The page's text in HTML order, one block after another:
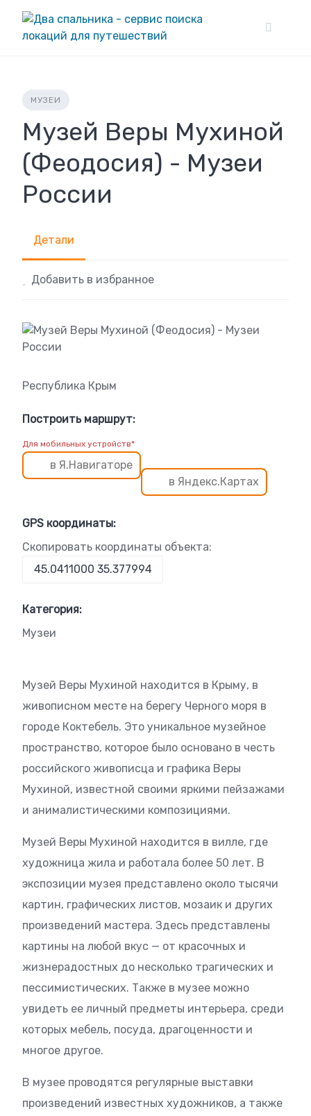
content
МУЗЕИ
Музей Веры Мухиной
(Феодосия) - Музеи
России
Детали
Добавить в избранное
Республика Крым
Построить маршрут:
Для мобильных устройств*
в Я.Навигаторе
в Яндекс.Картах
GPS координаты:
Скопировать координаты объекта:
Категория:
Музеи
Музей Веры Мухиной находится в Крыму, в
живописном месте на берегу Черного моря в
городе Коктебель. Это уникальное музейное
пространство, которое было основано в честь
российского живописца и графика Веры
Мухиной, известной своими яркими пейзажами
и анималистическими композициями.
Музей Веры Мухиной находится в вилле, где
художница жила и работала более 50 лет. В
экспозиции музея представлено около тысячи
картин, графических листов, мозаик и других
произведений мастера. Здесь представлены
картины на любой вкус — от красочных и
жизнерадостных до несколько трагических и
пессимистических. Также в музее можно
увидеть ее личный предметы интерьера, среди
которых мебель, посуда, драгоценности и
многое другое.
В музее проводятся регулярные выставки
произведений известных художников, а также